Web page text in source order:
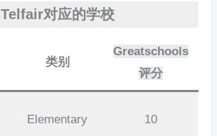
Telfair对应的学校
类别
Greatschools
评分
Elementary 10